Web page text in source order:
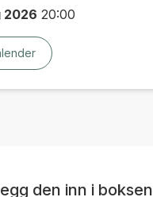
2026 20:00
den inn i boksen